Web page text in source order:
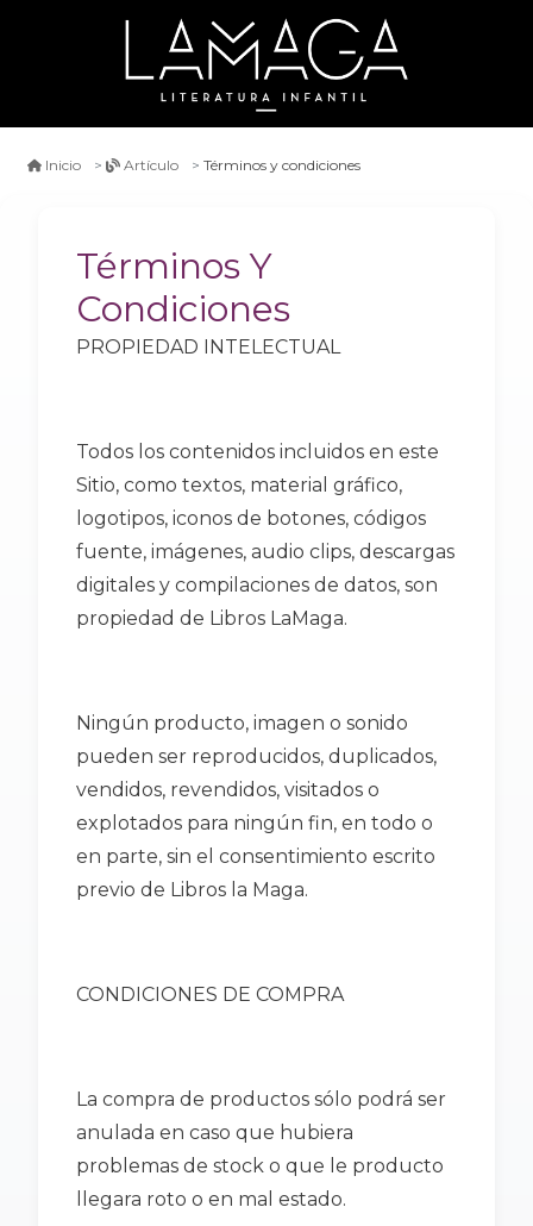
Inicio Artículo Términos y condiciones
Términos Y
Condiciones
PROPIEDAD INTELECTUAL
Todos los contenidos incluidos en este
Sitio, como textos, material gráfico,
logotipos, iconos de botones, códigos
fuente, imágenes, audio clips, descargas
digitales y compilaciones de datos, son
propiedad de Libros LaMaga.
Ningún producto, imagen o sonido
pueden ser reproducidos, duplicados,
vendidos, revendidos, visitados o
explotados para ningún fin, en todo o
en parte, sin el consentimiento escrito
previo de Libros la Maga.
CONDICIONES DE COMPRA
La compra de productos sólo podrá ser
anulada en caso que hubiera
problemas de stock o que le producto
llegara roto o en mal estado.